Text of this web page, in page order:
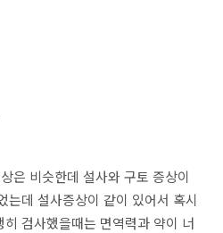
은 비슷한데 설사와 구토 증상이
는데 설사증상이 같이 있어서 혹시
검사했을때는 면역력과 약이 너